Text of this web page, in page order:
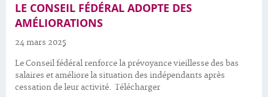
LE CONSEIL FÉDÉRAL ADOPTE DES
AMÉLIORATIONS
24 mars 2025
Le Conseil fédéral renforce la prévoyance vieillesse des bas
salaires et améliore la situation des indépendants après
cessation de leur activité. Télécharger